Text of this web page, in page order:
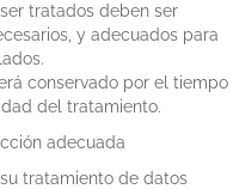
tratados deben ser
y adecuados para
conservado por el tiempo
del tratamiento.
adecuada
tratamiento de datos